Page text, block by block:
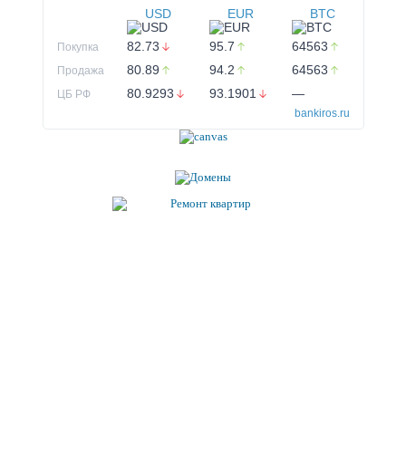
USD EUR BTC
Покупка 82.73 95.7 64563
Продажа 80.89 94.2 64563
ЦБ РФ 80.9293 93.1901 —
bankiros.ru